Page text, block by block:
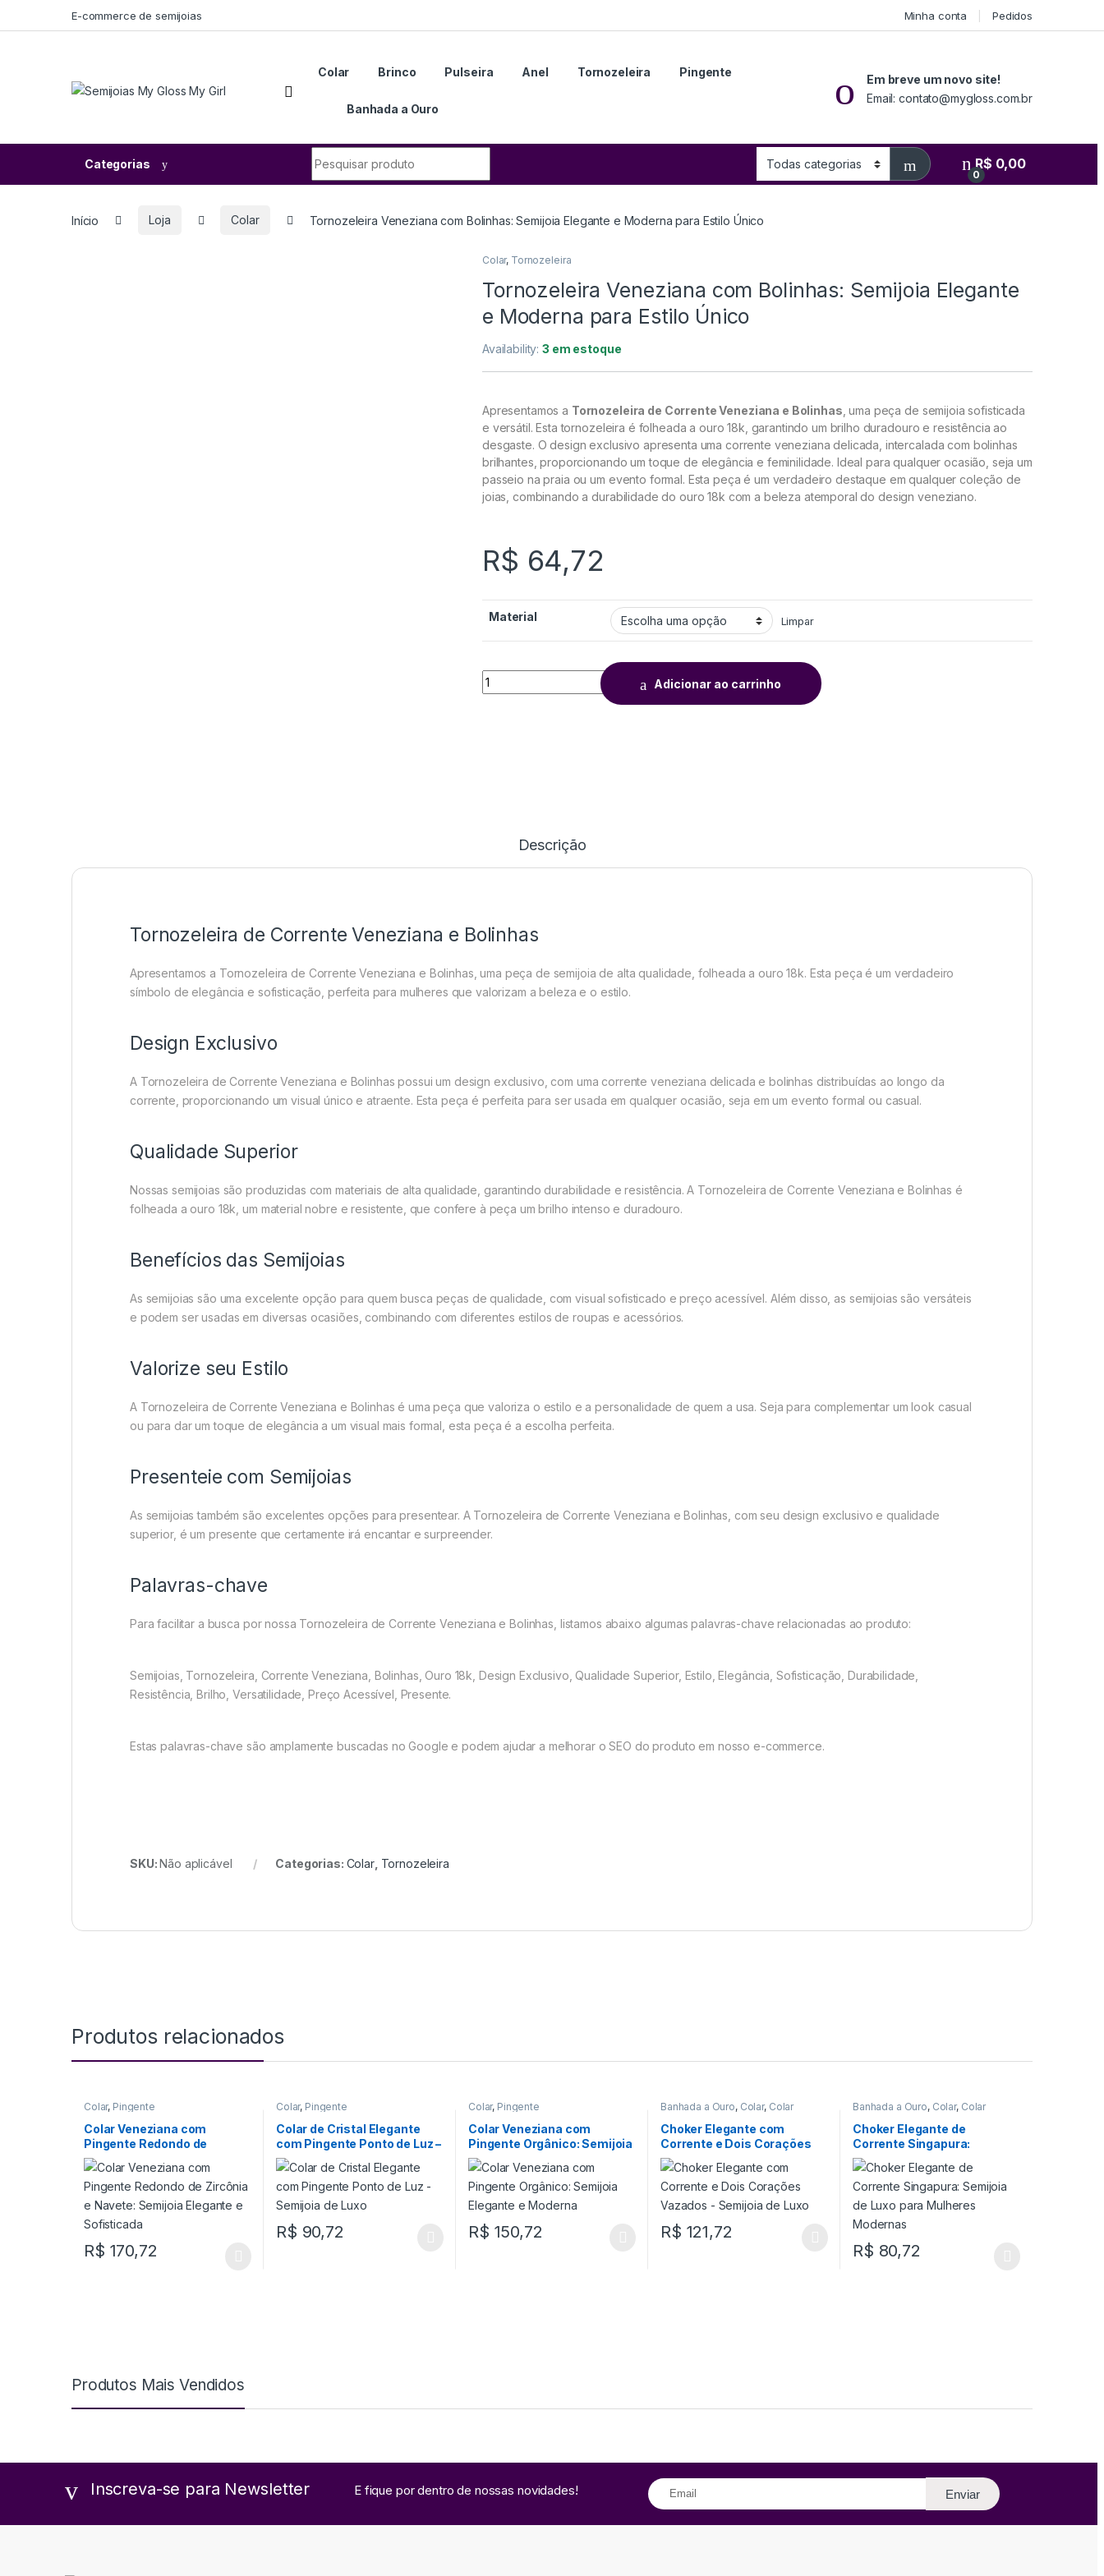
E-commerce de semijoias Minha conta Pedidos
Colar Brinco Pulseira Anel Tornozeleira Pingente
Banhada a Ouro
Em breve um novo site!
Email: contato@mygloss.com.br
Categorias
0
R$ 0,00
Início Loja Colar Tornozeleira Veneziana com Bolinhas: Semijoia Elegante e Moderna para Estilo Único
Colar, Tornozeleira
Tornozeleira Veneziana com Bolinhas: Semijoia Elegante
e Moderna para Estilo Único
Availability:3 em estoque
Apresentamos a Tornozeleira de Corrente Veneziana e Bolinhas , uma peça de semijoia sofisticada
e versátil. Esta tornozeleira é folheada a ouro 18k, garantindo um brilho duradouro e resistência ao
desgaste. O design exclusivo apresenta uma corrente veneziana delicada, intercalada com bolinhas
brilhantes, proporcionando um toque de elegância e feminilidade. Ideal para qualquer ocasião, seja um
passeio na praia ou um evento formal. Esta peça é um verdadeiro destaque em qualquer coleção de
joias, combinando a durabilidade do ouro 18k com a beleza atemporal do design veneziano.
R$ 64,72
Material Limpar
Adicionar ao carrinho
Descrição
Tornozeleira de Corrente Veneziana e Bolinhas
Apresentamos a Tornozeleira de Corrente Veneziana e Bolinhas, uma peça de semijoia de alta qualidade, folheada a ouro 18k. Esta peça é um verdadeiro
símbolo de elegância e sofisticação, perfeita para mulheres que valorizam a beleza e o estilo.
Design Exclusivo
A Tornozeleira de Corrente Veneziana e Bolinhas possui um design exclusivo, com uma corrente veneziana delicada e bolinhas distribuídas ao longo da
corrente, proporcionando um visual único e atraente. Esta peça é perfeita para ser usada em qualquer ocasião, seja em um evento formal ou casual.
Qualidade Superior
Nossas semijoias são produzidas com materiais de alta qualidade, garantindo durabilidade e resistência. A Tornozeleira de Corrente Veneziana e Bolinhas é
folheada a ouro 18k, um material nobre e resistente, que confere à peça um brilho intenso e duradouro.
Benefícios das Semijoias
As semijoias são uma excelente opção para quem busca peças de qualidade, com visual sofisticado e preço acessível. Além disso, as semijoias são versáteis
e podem ser usadas em diversas ocasiões, combinando com diferentes estilos de roupas e acessórios.
Valorize seu Estilo
A Tornozeleira de Corrente Veneziana e Bolinhas é uma peça que valoriza o estilo e a personalidade de quem a usa. Seja para complementar um look casual
ou para dar um toque de elegância a um visual mais formal, esta peça é a escolha perfeita.
Presenteie com Semijoias
As semijoias também são excelentes opções para presentear. A Tornozeleira de Corrente Veneziana e Bolinhas, com seu design exclusivo e qualidade
superior, é um presente que certamente irá encantar e surpreender.
Palavras-chave
Para facilitar a busca por nossa Tornozeleira de Corrente Veneziana e Bolinhas, listamos abaixo algumas palavras-chave relacionadas ao produto:
Semijoias, Tornozeleira, Corrente Veneziana, Bolinhas, Ouro 18k, Design Exclusivo, Qualidade Superior, Estilo, Elegância, Sofisticação, Durabilidade,
Resistência, Brilho, Versatilidade, Preço Acessível, Presente.
Estas palavras-chave são amplamente buscadas no Google e podem ajudar a melhorar o SEO do produto em nosso e-commerce.
SKU:Não aplicável Categorias: Colar, Tornozeleira
Produtos relacionados
Colar, Pingente
Colar Veneziana com
Pingente Redondo de
Zircônia e Navete: Semijoia
Elegante e Sofisticada
R$ 170,72
Colar, Pingente
Colar de Cristal Elegante
com Pingente Ponto de Luz –
Semijoia de Luxo
R$ 90,72
Colar, Pingente
Colar Veneziana com
Pingente Orgânico: Semijoia
Elegante e Moderna
R$ 150,72
Banhada a Ouro, Colar, Colar
Choker Elegante com
Corrente e Dois Corações
Vazados – Semijoia de Luxo
R$ 121,72
Banhada a Ouro, Colar, Colar
Choker Elegante de
Corrente Singapura:
Semijoia de Luxo para
Mulheres Modernas
R$ 80,72
Produtos Mais Vendidos
Inscreva-se para Newsletter E fique por dentro de nossas novidades! Enviar